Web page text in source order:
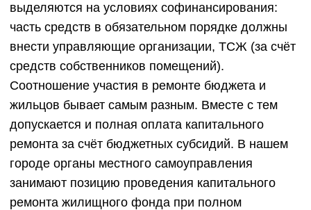
выделяются на условиях софинансирования:
часть средств в обязательном порядке должны
внести управляющие организации, ТСЖ (за счёт
средств собственников помещений).
Соотношение участия в ремонте бюджета и
жильцов бывает самым разным. Вместе с тем
допускается и полная оплата капитального
ремонта за счёт бюджетных субсидий. В нашем
городе органы местного самоуправления
занимают позицию проведения капитального
ремонта жилищного фонда при полном